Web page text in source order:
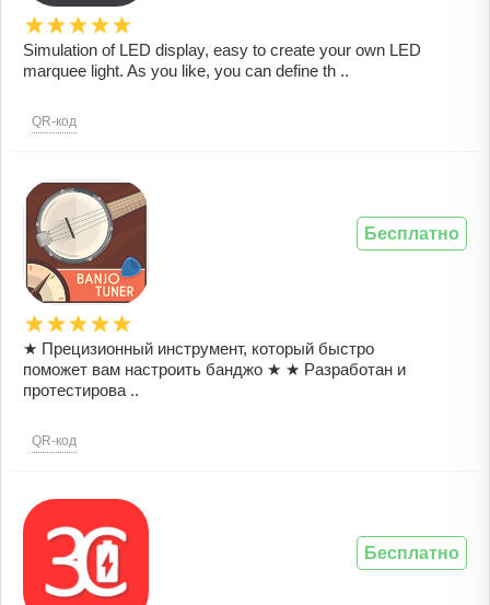
Simulation of LED display, easy to create your own LED
marquee light. As you like, you can define th ..
QR-код
★ Прецизионный инструмент, который быстро
поможет вам настроить банджо ★ ★ Разработан и
протестирова ..
QR-код
Бесплатно
Бесплатно